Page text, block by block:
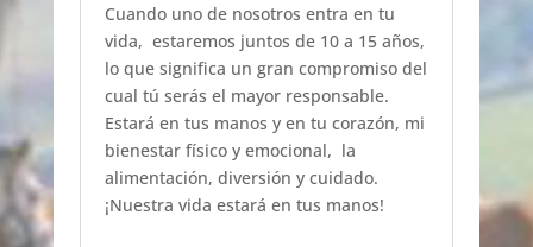
Cuando uno de nosotros entra en tu
vida, estaremos juntos de 10 a 15 años,
lo que significa un gran compromiso del
cual tú serás el mayor responsable.
Estará en tus manos y en tu corazón, mi
bienestar físico y emocional, la
alimentación, diversión y cuidado.
¡Nuestra vida estará en tus manos!